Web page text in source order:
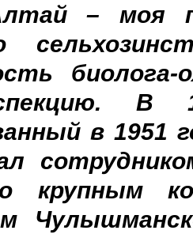
– моя
в 1951
крупным